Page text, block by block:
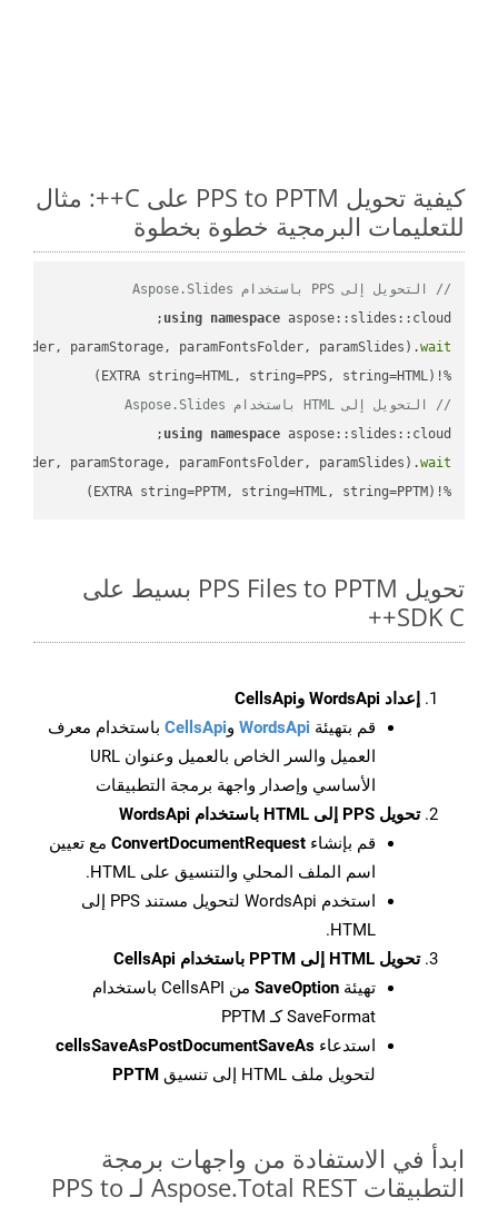
كيفية تحويل PPS to PPTM على C++: مثال
للتعليمات البرمجية خطوة بخطوة
// التحويل إلى PPS باستخدام Aspose.Slides
using namespace
paramStorage, paramFontsFolder, paramSlides).wait
%!(EXTRA string=HTML, string=PPS, string=HTML)
// التحويل إلى HTML باستخدام Aspose.Slides
using namespace
paramStorage, paramFontsFolder, paramSlides).wait
%!(EXTRA string=PPTM, string=HTML, string=PPTM)
تحويل PPS Files to PPTM بسيط على
SDK C++
إعداد WordsApi وCellsApi
قم بتهيئة WordsApi وCellsApi باستخدام معرف
العميل والسر الخاص بالعميل وعنوان URL
الأساسي وإصدار واجهة برمجة التطبيقات
تحويل PPS إلى HTML باستخدام WordsApi
قم بإنشاء ConvertDocumentRequest مع تعيين
اسم الملف المحلي والتنسيق على HTML.
استخدم WordsApi لتحويل مستند PPS إلى
HTML.
تحويل HTML إلى PPTM باستخدام CellsApi
تهيئة SaveOption
من CellsAPI باستخدام
SaveFormat كـ PPTM
استدعاء cellsSaveAsPostDocumentSaveAs
لتحويل ملف HTML إلى تنسيق
PPTM
ابدأ في الاستفادة من واجهات برمجة
التطبيقات Aspose.Total REST لـ PPS to